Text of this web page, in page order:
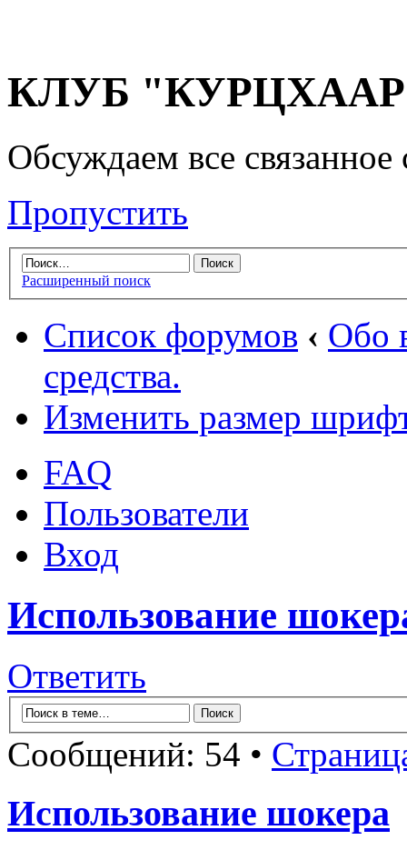
КЛУБ "КУРЦХААР"
Обсуждаем все
Пропустить
Расширенный поиск
Список форумов ‹ Обо
средства.
Изменить размер
FAQ
Пользователи
Вход
Использование
Ответить
Сообщений: 54 •
Использование шокера